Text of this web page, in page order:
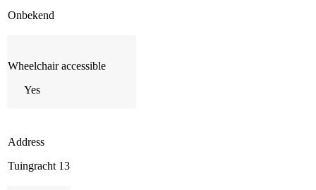
Onbekend
Wheelchair accessible
Yes
Address
Tuingracht 13